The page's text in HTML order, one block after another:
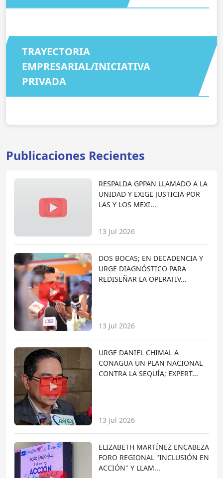
TRAYECTORIA
EMPRESARIAL/INICIATIVA
PRIVADA
Publicaciones Recientes
RESPALDA GPPAN LLAMADO A LA
UNIDAD Y EXIGE JUSTICIA POR
LAS Y LOS MEXI...
13 Jul 2026
DOS BOCAS; EN DECADENCIA Y
URGE DIAGNÓSTICO PARA
REDISEÑAR LA OPERATIV...
13 Jul 2026
URGE DANIEL CHIMAL A
CONAGUA UN PLAN NACIONAL
CONTRA LA SEQUÍA; EXPERT...
13 Jul 2026
ELIZABETH MARTÍNEZ ENCABEZA
FORO REGIONAL "INCLUSIÓN EN
ACCIÓN" Y LLAM...